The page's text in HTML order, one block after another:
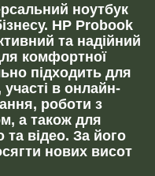
ноутбук
HP Probook
та надійний
комфортної
підходить для
в онлайн-
роботи з
а також для
та відео. За його
нових висот